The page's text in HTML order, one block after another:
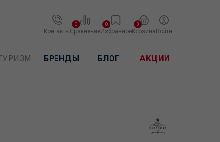
КонтактыСравнение
0
Избранное
0
Корзина
0
Войти
БРЕНДЫ БЛОГ АКЦИИ